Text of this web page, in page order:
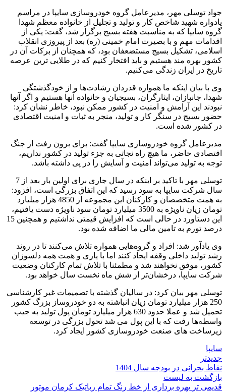
جواد توسلی مهر، مدیرعامل گروه خودروسازی سایپا در مراسم
یادواره شهید شاخص کار و تولید و تجلیل از خانواده معظم شهدا
گروه سایپا که به مناسبت هفته بسیج برگزار شد، گفت: یکی از
اقدامات مهم و با بصیرت امام خمینی (ره) بعد از پیروزی انقلاب
اسلامی، تشکیل بسیج مستضعفان بود، که همچنان از برکات آن در
کشور بهره مند هستیم و باید افتخار کنیم که در طلایی ترین عرصه
تاریخ در ایران زندگی می‌کنیم.
وی با بیان اینکه ما همواره قدردان رشادت‌ها و از خودگذشتگی
شهدا، جانبازان، ایثارگران، بسیجیان و خانواده آنها هستیم و اگر آنها
نبودند این آرامش و امنیت در کشور ممکن نبود، خاطر نشان کرد:
حضور بسیج در سنگر کار و تولید، منجر به ثبات و امنیت اقتصادی
در کشور شده است.
مدیرعامل گروه خودروسازی سایپا گفت: برای برون رفت از جنگ
اقتصادی حاضر، ما هیچ راه نجاتی به جزء تولید در کشور نداریم،
توجه به تولید می‌تواند امنیت و آسایش را در پی داشته باشد.
توسلی مهر با تاکید بر اینکه در سال جاری برای اولین بار بعد از 7
سال شرکت سایپا به سود رسید که این اتفاق بزرگی است،‌ افزود:
به همت متخصصان و کارکنان این مجموعه از 4850 هزار میلیارد
تومان زیان ناویژه به 3500 میلیارد تومان سود ناویژه دست یافتیم،
این دستاورد در حالی است که افزایش قیمتی نداشتیم و همچنین 15
درصد تورم به تامین مالی ما اضافه شده بود.
وی یادآور شد: افراد و گروه‌هایی همواره تلاش می‌کنند تا در روند
رشد تولید داخلی وقفه ایجاد کنند اما با یاری و همت همه دلسوزان
کشور، موفق نخواهند شد و مطمئنا با تلاش تمام کارکنان وضعیت
شرکت سایپا، درخشان‌تر از شش ماه نخست سال خواهد بود.
توسلی مهر بیان کرد: در سالیان گذشته با تصمیمات غیر کارشناسی
250 هزار میلیارد تومان زیان انباشته به دو خودروساز بزرگ کشور
تحمیل شد و عملا حدود 630 هزار میلیارد تومان پول تولید به جیب
واسطه‌ها رفت که با این پول می شد تحول بزرگی در توسعه
زیرساخت های صنعت خودروسازی کشور ایجاد کرد.
سایپا
جدیدتر
نقاط بحرانی در بودجه سال 1404
بازگشت به لیست
قدیمی تر بهره برداری از خط رنگ تمام رباتیک کرمان موتور